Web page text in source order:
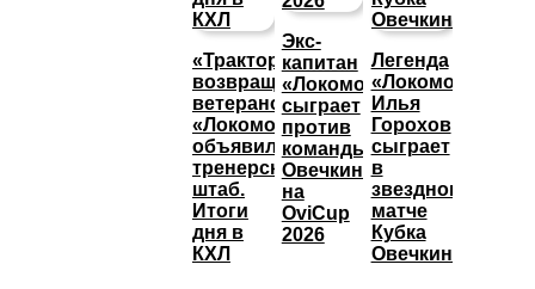
«Трактор»
возвращает
ветеранов,
«Локомотив»
объявил
тренерский
штаб.
Итоги
дня в
КХЛ
Экс-
капитан
«Локомотива»
сыграет
против
команды
Овечкина
на
OviCup
2026
Легенда
«Локомотива»
Илья
Горохов
сыграет
в
звездном
матче
Кубка
Овечкина